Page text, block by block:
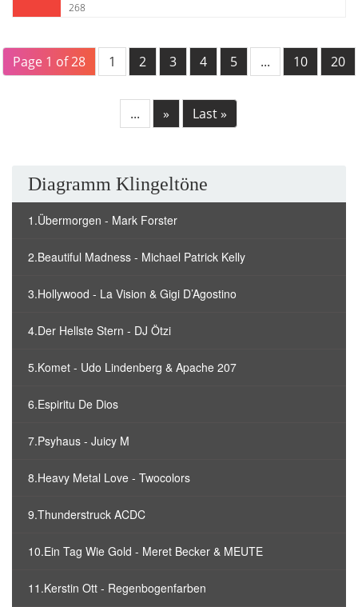
268
Page 1 of 28 1 2 3 4 5 ... 10 20
... » Last »
Diagramm Klingeltöne
1.Übermorgen - Mark Forster
2.Beautiful Madness - Michael Patrick Kelly
3.Hollywood - La Vision & Gigi D’Agostino
4.Der Hellste Stern - DJ Ötzi
5.Komet - Udo Lindenberg & Apache 207
6.Espiritu De Dios
7.Psyhaus - Juicy M
8.Heavy Metal Love - Twocolors
9.Thunderstruck ACDC
10.Ein Tag Wie Gold - Meret Becker & MEUTE
11.Kerstin Ott - Regenbogenfarben